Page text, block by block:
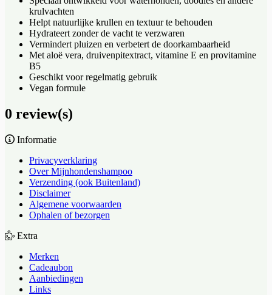
krulvachten
Helpt natuurlijke krullen en textuur te behouden
Hydrateert zonder de vacht te verzwaren
Vermindert pluizen en verbetert de doorkambaarheid
Met aloë vera, druivenpitextract, vitamine E en provitamine
B5
Geschikt voor regelmatig gebruik
Vegan formule
0 review(s)
Informatie
Privacyverklaring
Over Mijnhondenshampoo
Verzending (ook Buitenland)
Disclaimer
Algemene voorwaarden
Ophalen of bezorgen
Extra
Merken
Cadeaubon
Aanbiedingen
Links